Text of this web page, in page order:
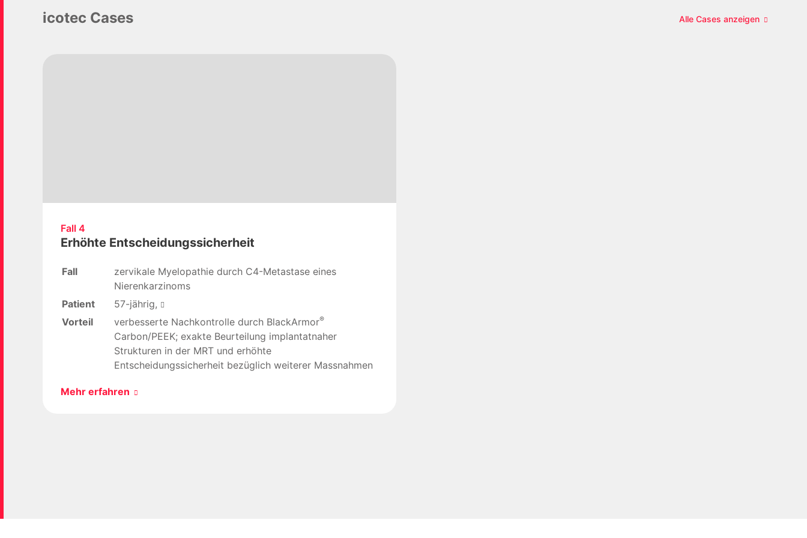
icotec Cases Alle Cases anzeigen
Fall 4
Erhöhte Entscheidungssicherheit
Fall
zervikale Myelopathie durch C4-Metastase eines
Nierenkarzinoms
Patient
57-jährig,
Vorteil
verbesserte Nachkontrolle durch BlackArmor®
Carbon/PEEK; exakte Beurteilung implantatnaher
Strukturen in der MRT und erhöhte
Entscheidungssicherheit bezüglich weiterer Massnahmen
Mehr erfahren